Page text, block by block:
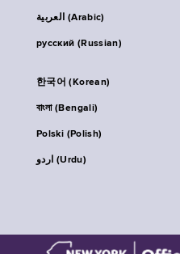
العربية (Arabic)
русский (Russian)
한국어 (Korean)
বাংলা (Bengali)
Polski (Polish)
اردو (Urdu)